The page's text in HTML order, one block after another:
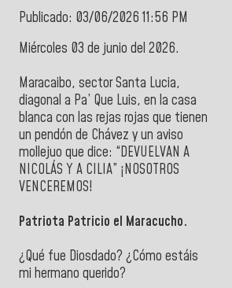
Publicado: 03/06/2026 11:56 PM
Miércoles 03 de junio del 2026.
Maracaibo, sector Santa Lucia,
diagonal a Pa’ Que Luis, en la casa
blanca con las rejas rojas que tienen
un pendón de Chávez y un aviso
mollejuo que dice: “DEVUELVAN A
NICOLÁS Y A CILIA” ¡NOSOTROS
VENCEREMOS!
Patriota Patricio el Maracucho.
¿Qué fue Diosdado? ¿Cómo estáis
mi hermano querido?